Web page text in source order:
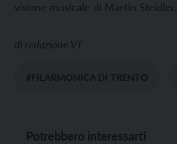
visione musicale di Martin Steidler.
di redazione VT
#FILARMONICA DI TRENTO
Potrebbero interessarti